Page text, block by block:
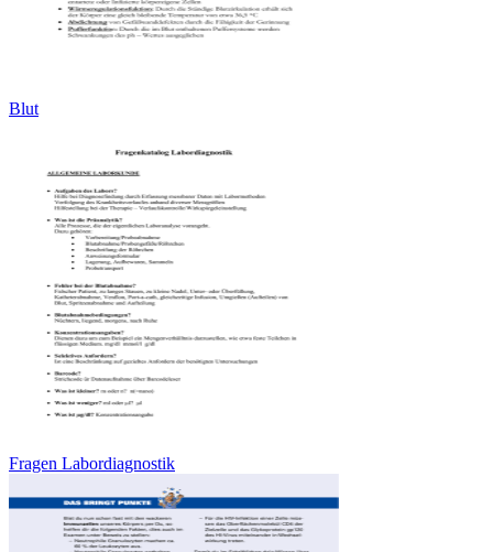
Blut
Fragen Labordiagnostik